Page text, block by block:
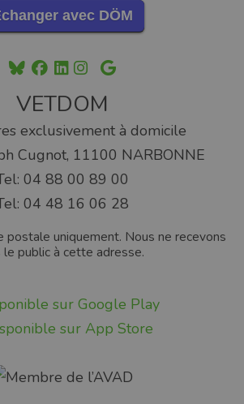
avec DÖM
VETDOM
exclusivement à domicile
Cugnot, 11100 NARBONNE
04 88 00 89 00
04 48 16 06 28
uniquement. Nous ne recevons
le public à cette adresse.